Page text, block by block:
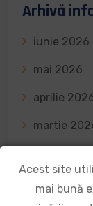
Arhivă
iunie 2026
mai 2026
aprilie
martie
Acest site
mai bună